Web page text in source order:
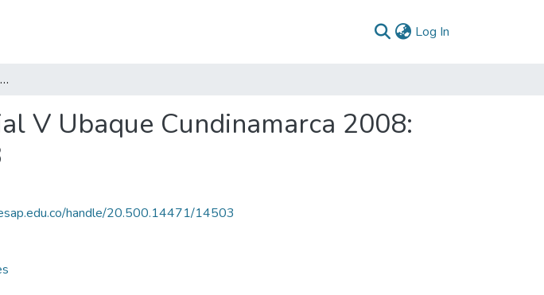
Log In
Esquema de Ordenamiento Territorial V Ubaque Cundinamarca 2008: EOT V Ubaque Cundinamarca 2008
V Ubaque Cundinamarca 2008:
handle/20.500.14471/14503